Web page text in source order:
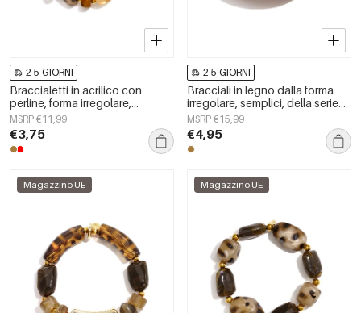
2-5 GIORNI
Braccialetti in acrilico con
perline, forma irregolare,
semplici, per tutti i giorni, serie
Simple, gioielli da donna
MSRP €11,99
€3,75
2-5 GIORNI
Bracciali in legno dalla forma
irregolare, semplici, della serie
Simple, per tutti i giorni, gioielli
da donna.
MSRP €15,99
€4,95
Magazzino UE Magazzino UE